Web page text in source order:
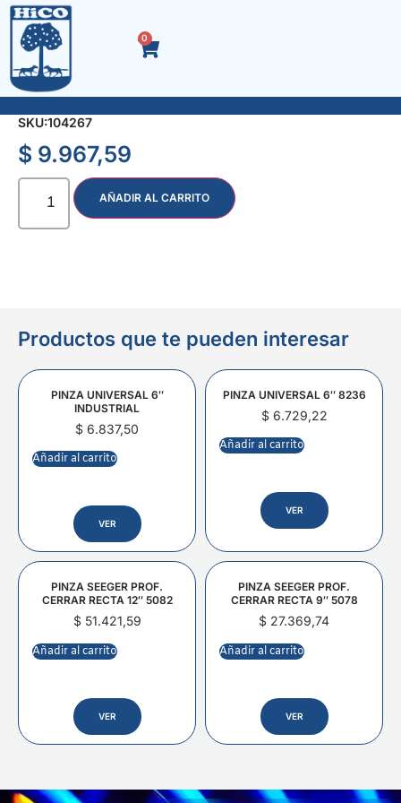
0
LINTERNA/FAROL LED SL-826W
SKU:104267
$ 9.967,59
AÑADIR AL CARRITO
Productos que te pueden interesar
PINZA UNIVERSAL 6″
INDUSTRIAL
$ 6.837,50
Añadir al carrito
VER
PINZA UNIVERSAL 6″ 8236
$6.729,22
Añadir al carrito
VER
PINZA SEEGER PROF.
CERRAR RECTA 12″ 5082
$51.421,59
Añadir al carrito
VER
PINZA SEEGER PROF.
CERRAR RECTA 9″ 5078
$ 27.369,74
Añadir al carrito
VER